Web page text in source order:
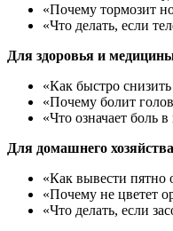
«Почему тормозит
«Что делать, если
Для здоровья и
«Как быстро
«Почему болит
«Что означает боль
Для домашнего
«Как вывести пятно
«Почему не цветет
«Что делать, если